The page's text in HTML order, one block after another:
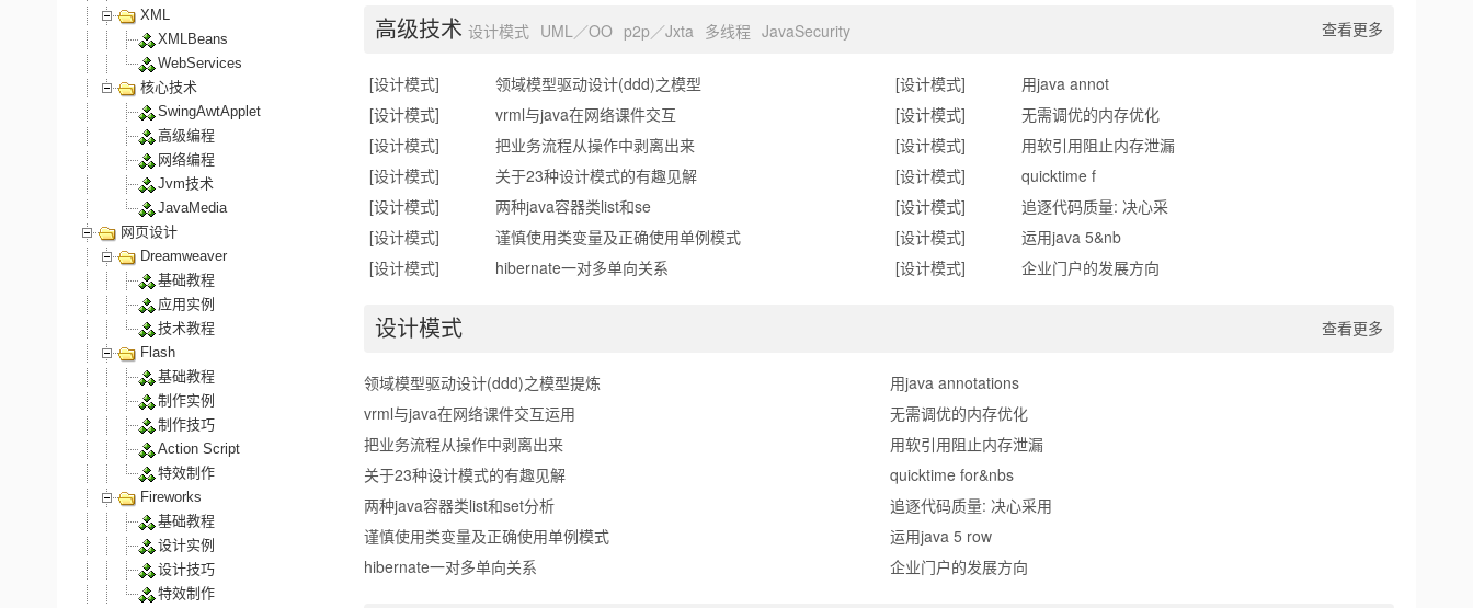
XML
XMLBeans
WebServices
核心技术
SwingAwtApplet
高级编程
网络编程
Jvm技术
JavaMedia
网页设计
Dreamweaver
基础教程
应用实例
技术教程
Flash
基础教程
制作实例
制作技巧
Action Script
特效制作
Fireworks
基础教程
设计实例
设计技巧
特效制作
高级技术 设计模式 UML／OO p2p／Jxta 多线程 JavaSecurity 查看更多
[设计模式]
领域模型驱动设计(ddd)之模型
[设计模式]
vrml与java在网络课件交互
[设计模式]
把业务流程从操作中剥离出来
[设计模式]
关于23种设计模式的有趣见解
[设计模式]
两种java容器类list和se
[设计模式]
谨慎使用类变量及正确使用单例模式
[设计模式]
hibernate一对多单向关系
[设计模式]
用java annot
[设计模式]
无需调优的内存优化
[设计模式]
用软引用阻止内存泄漏
[设计模式]
quicktime f
[设计模式]
追逐代码质量: 决心采
[设计模式]
运用java 5&nb
[设计模式]
企业门户的发展方向
设计模式 查看更多
领域模型驱动设计(ddd)之模型提炼
vrml与java在网络课件交互运用
把业务流程从操作中剥离出来
关于23种设计模式的有趣见解
两种java容器类list和set分析
谨慎使用类变量及正确使用单例模式
hibernate一对多单向关系
用java annotations
无需调优的内存优化
用软引用阻止内存泄漏
quicktime for&nbs
追逐代码质量: 决心采用
运用java 5 row
企业门户的发展方向